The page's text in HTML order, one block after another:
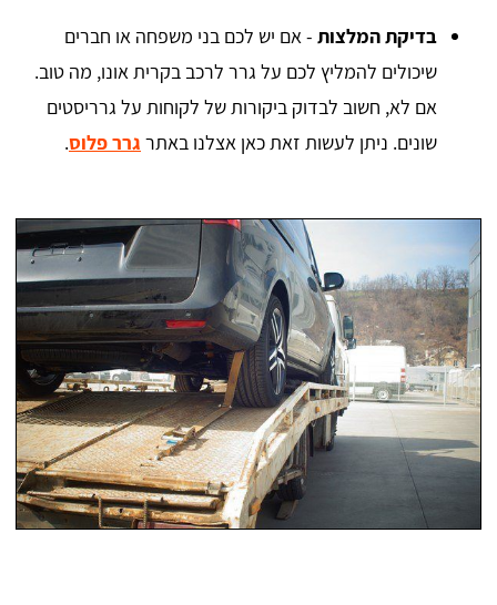
בדיקת המלצות - אם יש לכם בני משפחה או חברים
שיכולים להמליץ לכם על גרר לרכב בקרית אונו, מה טוב.
אם לא, חשוב לבדוק ביקורות של לקוחות על גרריסטים
שונים. ניתן לעשות זאת כאן אצלנו באתר גרר פלוס.